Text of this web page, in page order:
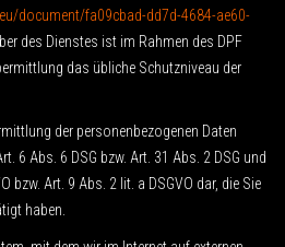
document/fa09cbad-dd7d-4684-ae60-
des Dienstes ist im Rahmen des DPF
das übliche Schutzniveau der
der personenbezogenen Daten
6 Abs. 6 DSG bzw. Art. 31 Abs. 2 DSG und
bzw. Art. 9 Abs. 2 lit. a DSGVO dar, die Sie
haben.